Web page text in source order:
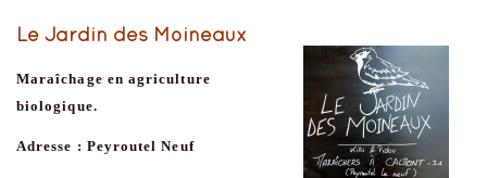
Le Jardin des Moineaux
Maraîchage en agriculture
biologique.
Adresse : Peyroutel Neuf